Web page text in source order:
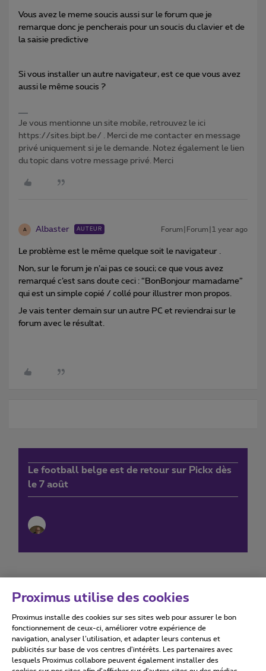
Vous avez le meme soucis aussi sur le forum que je
remarque donc je pencherais pour un soucis du clavier et de
la saisie predictive
Si vous installer un autre navigateur, est ce que vous avez
aussi le même soucis ?
Je vous mentionne un site mobile, retrouvez le ici
https://sites.bipt.be/ . Merci de me contacter en message
privé uniquement si je le demande. Notez également le lien
du topic dans votre message privé. Merci
A Albaster AUTEUR Forum|Forum|1 year ago
Le problème est le même quelque soit le navigateur .
Non, sur le forum je n’ai pas ce souci; ce que vous avez
remarqué c’est sans doute ceci : “BonBonjour mamadame”
qui est un simple copié / collé pour illustrer mon propos.
Je vais tenter demain sur un autre PC et reviendrai sur le
forum avec le résultat.
Le football belge est de retour sur Pickx dès
le 7 août
Conditions d'utilisation Accessibility statement
Proximus utilise des cookies
Proximus installe des cookies sur ses sites web pour assurer le bon
fonctionnement de ceux-ci, améliorer votre expérience de
navigation, analyser l’utilisation, et adapter leurs contenus et
publicités sur base de vos centres d’intérêts. Les partenaires avec
lesquels Proximus collabore peuvent également installer des